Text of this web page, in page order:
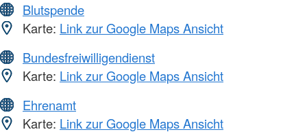
Blutspende
Karte: Link zur Google Maps Ansicht
Bundesfreiwilligendienst
Karte: Link zur Google Maps Ansicht
Ehrenamt
Karte: Link zur Google Maps Ansicht